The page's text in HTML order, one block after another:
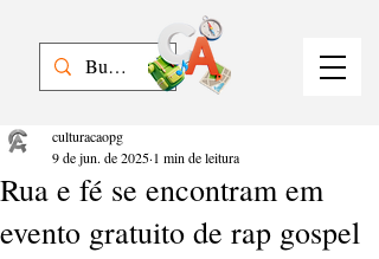
Rua e fé se encontram em
evento gratuito de rap gospel
culturacaopg
9 de jun. de 2025 1 min de leitura